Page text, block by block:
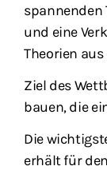
spannenden
und eine
Theorien
Ziel des
bauen, die
Die
erhält für